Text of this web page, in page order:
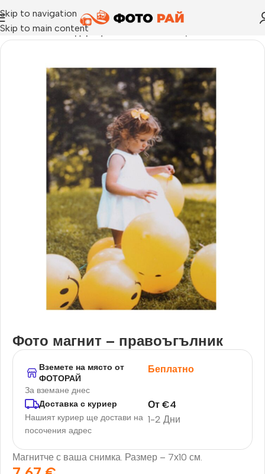
Skip to navigation
Skip to main content
Начало›Фото подаръци
Фото магнит – правоъгълник
Вземете на място от
ФОТОРАЙ
За вземане днес
Беплатно
Доставка с куриер
Нашият куриер ще достави на
посочения адрес
1-2 Дни
От€4
Магнитче с ваша снимка. Размер – 7х10 см.